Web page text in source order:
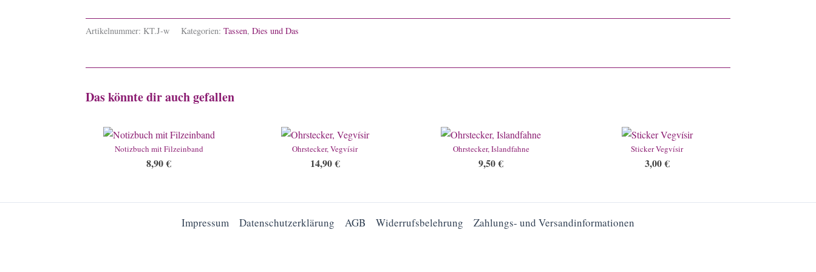
Artikelnummer: KT.J-w Kategorien: Tassen, Dies und Das
Das könnte dir auch gefallen
Notizbuch mit Filzeinband
8,90€
Ohrstecker, Vegvísir
14,90€
Ohrstecker, Islandfahne
9,50€
Sticker Vegvísir
3,00€
Impressum Datenschutzerklärung AGB Widerrufsbelehrung Zahlungs- und Versandinformationen